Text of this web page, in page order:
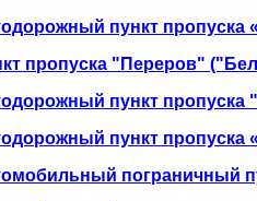
пункт пропуска
пропуска "Переров"
пункт
пункт пропуска
пограничный